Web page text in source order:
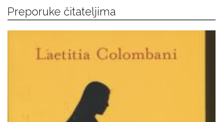
Preporuke čitateljima